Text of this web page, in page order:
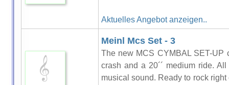
Aktuelles Angebot anzeigen..
Meinl Mcs Set - 3
The new MCS CYMBAL SET-UP
crash and a 20´´ medium ride.
musical sound. Ready to rock